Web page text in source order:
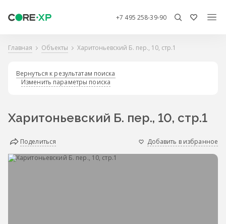
+7 495 258-39-90
Главная Объекты Харитоньевский Б. пер., 10, стр.1
Вернуться к результатам поиска
Изменить параметры поиска
Харитоньевский Б. пер., 10, стр.1
Поделиться Добавить в избранное